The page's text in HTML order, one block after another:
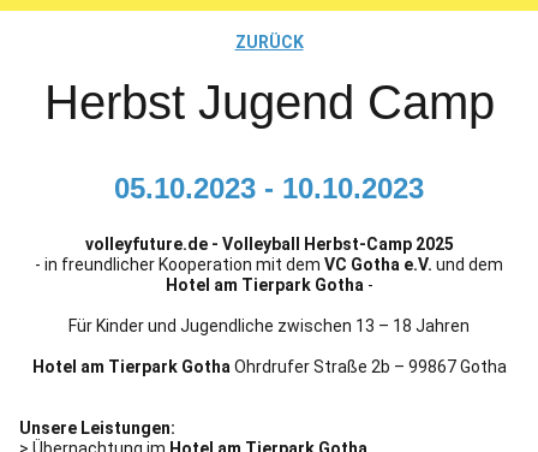
ZURÜCK
Herbst Jugend Camp
05.10.2023 - 10.10.2023
volleyfuture.de - Volleyball Herbst-Camp 2025
- in freundlicher Kooperation mit dem VC Gotha e.V. und dem
Hotel am Tierpark Gotha -
Für Kinder und Jugendliche zwischen 13 – 18 Jahren
Hotel am Tierpark Gotha Ohrdrufer Straße 2b – 99867 Gotha
Unsere Leistungen: